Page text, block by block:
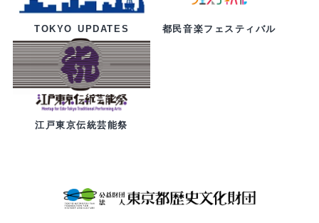
TOKYO UPDATES 都民音楽フェスティバル
江戸東京伝統芸能祭